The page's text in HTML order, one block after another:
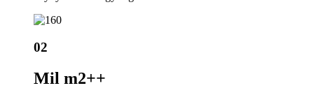
02
Mil m2++